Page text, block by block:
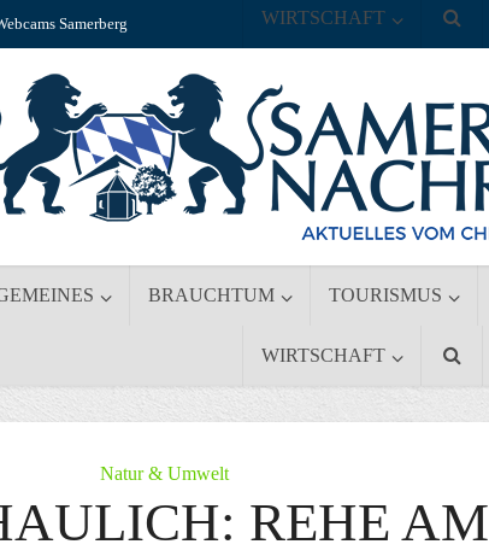
Samerberg
BRAUCHTUM TOURISMUS
WIRTSCHAFT
WIRTSCHAFT
Natur & Umwelt
REHE AM